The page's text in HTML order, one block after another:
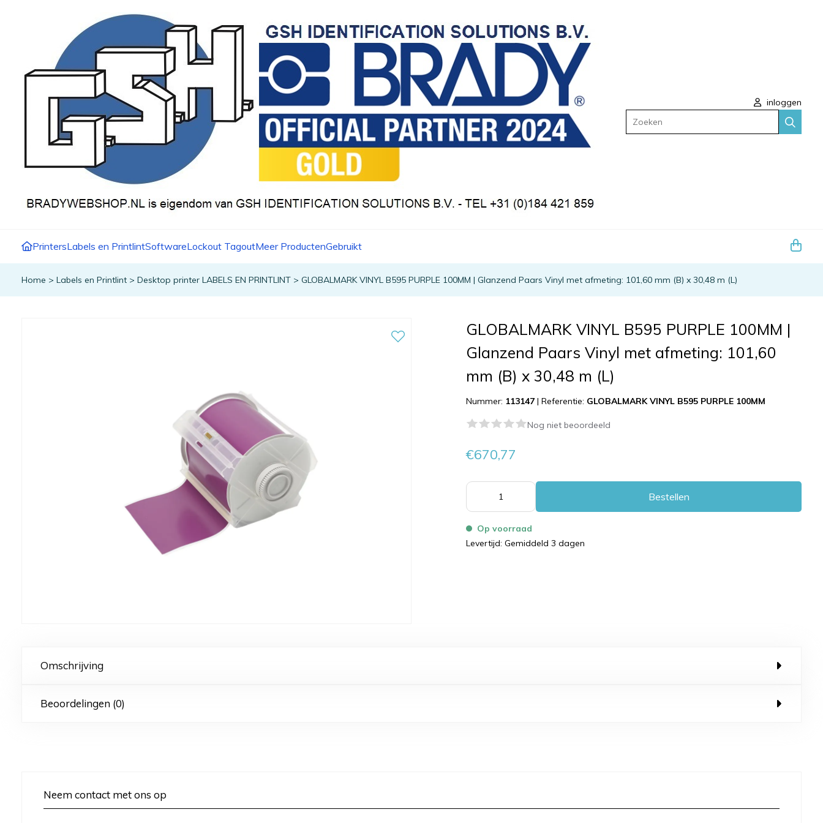
inloggen
Zoeken
PrintersLabels en PrintlintSoftwareLockout TagoutMeer ProductenGebruikt
Home > Labels en Printlint > Desktop printer LABELS EN PRINTLINT > GLOBALMARK VINYL B595 PURPLE 100MM | Glanzend Paars Vinyl met afmeting: 101,60 mm (B) x 30,48 m (L)
GLOBALMARK VINYL B595 PURPLE 100MM |
Glanzend Paars Vinyl met afmeting: 101,60
mm (B) x 30,48 m (L)
Nummer: 113147 |Referentie: GLOBALMARK VINYL B595 PURPLE 100MM
Nog niet beoordeeld
€670,77
Bestellen
Op voorraad
Levertijd: Gemiddeld 3 dagen
Omschrijving
Beoordelingen (0)
Neem contact met ons op